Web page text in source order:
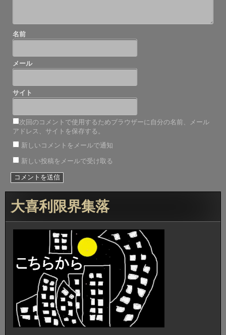
名前
メール
サイト
次回のコメントで使用するためブラウザーに自分の名前、メール
アドレス、サイトを保存する。
新しいコメントをメールで通知
新しい投稿をメールで受け取る
大喜利限界集落